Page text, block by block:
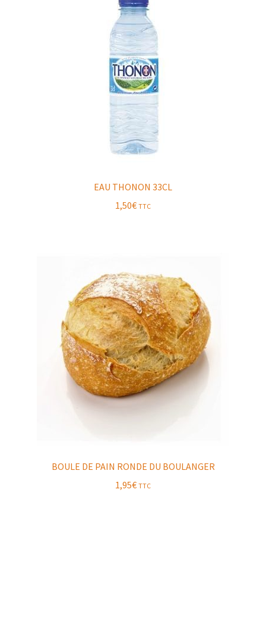
EAU THONON 33CL
1,50€ TTC
BOULE DE PAIN RONDE DU BOULANGER
1,95€ TTC